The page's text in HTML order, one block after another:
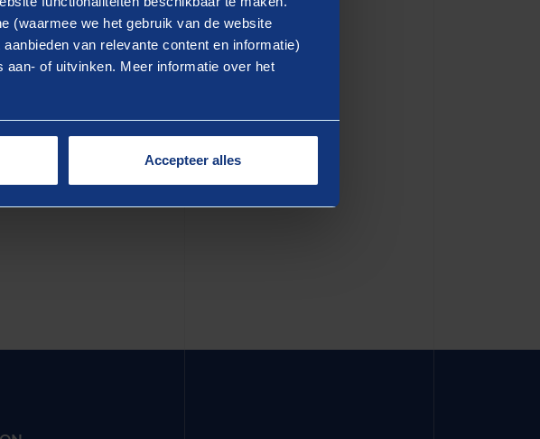
(waarmee we het gebruik van de website
van relevante content en informatie)
of uitvinken. Meer informatie over het
Accepteer alles
magna aliqua. Ut enim ad minim veniam,
aliquip ex ea commodo consequat. Duis
esse cillum dolore eu fugiat nulla
proident, sunt in culpa qui officia deserunt